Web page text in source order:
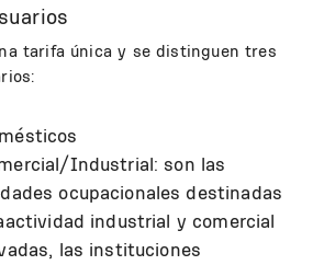
tarifa única y se distinguen tres
Industrial: son las
ocupacionales destinadas
industrial y comercial
las instituciones